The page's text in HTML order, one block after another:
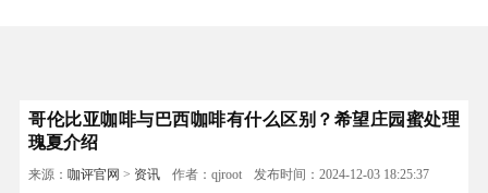
哥伦比亚咖啡与巴西咖啡有什么区别？希望庄园蜜处理
瑰夏介绍
来源：咖评官网 > 资讯 作者：qjroot 发布时间：2024-12-03 18:25:37